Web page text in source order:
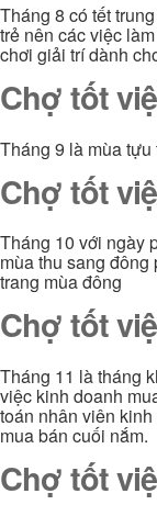
Tháng 8 có tết
trẻ nên các việc
chơi giải trí dành
Chợ tốt
Tháng 9 là mùa
Chợ tốt
Tháng 10 với ngày
mùa thu sang
trang mùa đông
Chợ tốt
Tháng 11 là tháng
việc kinh doanh
toán nhân viên
mua bán cuối nắm.
Chợ tốt